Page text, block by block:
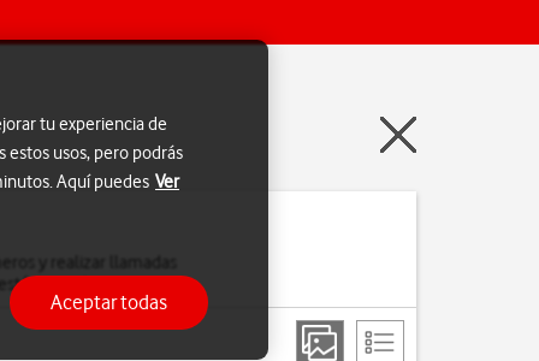
activada.
tu experiencia de
estos usos, pero podrás
Aquí puedes Ver
Aceptar todas